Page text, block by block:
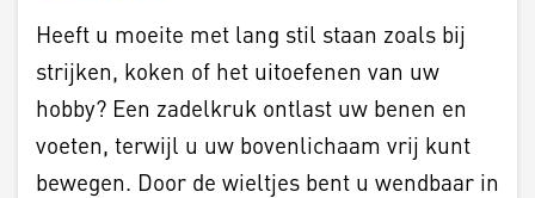
Heeft u moeite met lang stil staan zoals bij
strijken, koken of het uitoefenen van uw
hobby? Een zadelkruk ontlast uw benen en
voeten, terwijl u uw bovenlichaam vrij kunt
bewegen. Door de wieltjes bent u wendbaar in